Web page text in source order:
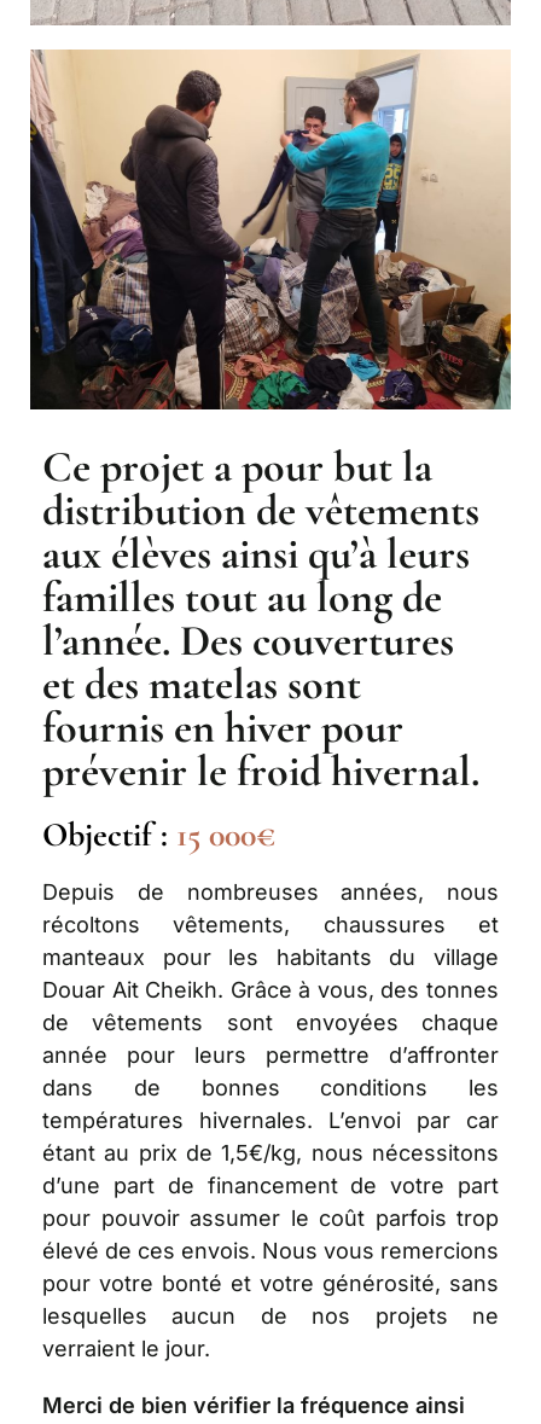
Ce projet a pour but la
distribution de vêtements
aux élèves ainsi qu’à leurs
familles tout au long de
l’année. Des couvertures
et des matelas sont
fournis en hiver pour
prévenir le froid hivernal.
Objectif : 15 000€
Depuis de nombreuses années, nous
récoltons vêtements, chaussures et
manteaux pour les habitants du village
Douar Ait Cheikh. Grâce à vous, des tonnes
de vêtements sont envoyées chaque
année pour leurs permettre d’affronter
dans de bonnes conditions les
températures hivernales. L’envoi par car
étant au prix de 1,5€/kg, nous nécessitons
d’une part de financement de votre part
pour pouvoir assumer le coût parfois trop
élevé de ces envois. Nous vous remercions
pour votre bonté et votre générosité, sans
lesquelles aucun de nos projets ne
verraient le jour.
Merci de bien vérifier la fréquence ainsi